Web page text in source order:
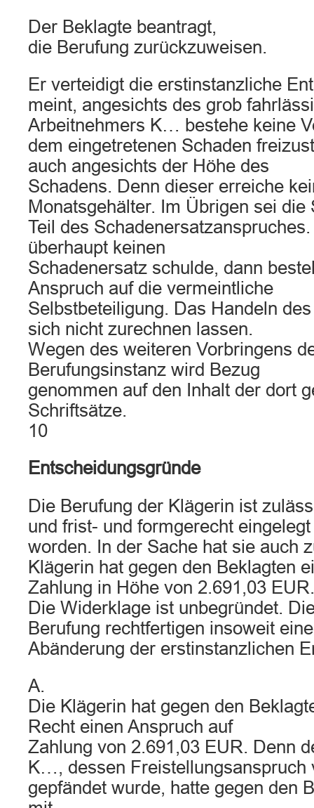
Der Beklagte beantragt,
die Berufung zurückzuweisen.
Er verteidigt die erstinstanzliche
meint, angesichts des grob
Arbeitnehmers K… bestehe keine
dem eingetretenen Schaden
auch angesichts der Höhe des
Schadens. Denn dieser erreiche
Monatsgehälter. Im Übrigen sei die
Teil des
überhaupt keinen
Schadenersatz schulde, dann
Anspruch auf die vermeintliche
Selbstbeteiligung. Das Handeln
sich nicht zurechnen lassen.
Wegen des weiteren Vorbringens
Berufungsinstanz wird Bezug
genommen auf den Inhalt der dort
Schriftsätze.
10
Entscheidungsgründe
Die Berufung der Klägerin ist
und frist- und formgerecht
worden. In der Sache hat sie auch
Klägerin hat gegen den Beklagten
Zahlung in Höhe von 2.691,03 EUR.
Die Widerklage ist unbegründet.
Berufung rechtfertigen insoweit eine
Abänderung der erstinstanzlichen
A.
Die Klägerin hat gegen den
Recht einen Anspruch auf
Zahlung von 2.691,03 EUR. Denn
K…, dessen Freistellungsanspruch
gepfändet wurde, hatte gegen den